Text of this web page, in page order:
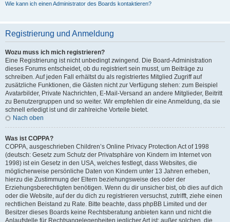
Wie kann ich einen Administrator des Boards kontaktieren?
Registrierung und Anmeldung
Wozu muss ich mich registrieren?
Eine Registrierung ist nicht unbedingt zwingend. Die Board-Administration
dieses Forums entscheidet, ob du registriert sein musst, um Beiträge zu
schreiben. Auf jeden Fall erhältst du als registriertes Mitglied Zugriff auf
zusätzliche Funktionen, die Gästen nicht zur Verfügung stehen: zum Beispiel
Avatarbilder, Private Nachrichten, E-Mail-Versand an andere Mitglieder, Beitritt
zu Benutzergruppen und so weiter. Wir empfehlen dir eine Anmeldung, da sie
schnell erledigt ist und dir zahlreiche Vorteile bietet.
Nach oben
Was ist COPPA?
COPPA, ausgeschrieben Children’s Online Privacy Protection Act of 1998
(deutsch: Gesetz zum Schutz der Privatsphäre von Kindern im Internet von
1998) ist ein Gesetz in den USA, welches festlegt, dass Websites, die
möglicherweise persönliche Daten von Kindern unter 13 Jahren erheben,
hierzu die Zustimmung der Eltern beziehungsweise des oder der
Erziehungsberechtigten benötigen. Wenn du dir unsicher bist, ob dies auf dich
oder die Website, auf der du dich zu registrieren versuchst, zutrifft, ziehe einen
rechtlichen Beistand zu Rate. Bitte beachte, dass phpBB Limited und der
Besitzer dieses Boards keine Rechtsberatung anbieten kann und nicht die
Anlaufstelle für Rechtsangelegenheiten jeglicher Art ist; außer solchen, die